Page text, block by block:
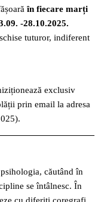
în fiecare marți
-28.10.2025.
tuturor, indiferent
exclusiv
prin email la adresa
căutând în
se întâlnesc. În
cu diferiți coregrafi